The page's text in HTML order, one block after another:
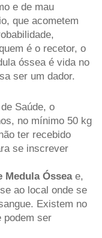
e de mau
que acometem
é o recetor, o
óssea é vida no
ser um dador.
Saúde, o
no mínimo 50 kg
ter recebido
se inscrever
Medula Óssea e,
ao local onde se
Existem no
podem ser